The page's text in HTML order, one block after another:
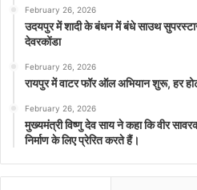
February 26, 2026
उदयपुर में शादी के बंधन में बंधे साउथ
देवरकोंडा
February 26, 2026
रायपुर में वाटर फॉर ऑल अभियान शुरू, हर
February 26, 2026
मुख्यमंत्री विष्णु देव साय ने कहा कि वीर
निर्माण के लिए प्रेरित करते हैं।